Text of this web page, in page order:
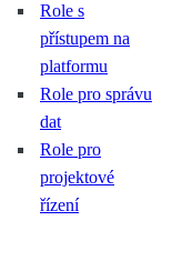
Role s
přístupem na
platformu
Role pro správu
dat
Role pro
projektové
řízení